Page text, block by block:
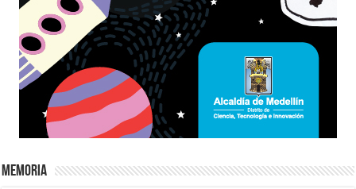
Memoria